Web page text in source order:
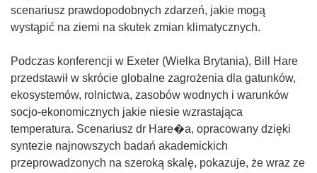
scenariusz prawdopodobnych zdarzeń, jakie mogą
wystąpić na ziemi na skutek zmian klimatycznych.
Podczas konferencji w Exeter (Wielka Brytania), Bill Hare
przedstawił w skrócie globalne zagrożenia dla gatunków,
ekosystemów, rolnictwa, zasobów wodnych i warunków
socjo-ekonomicznych jakie niesie wzrastająca
temperatura. Scenariusz dr Hare�a, opracowany dzięki
syntezie najnowszych badań akademickich
przeprowadzonych na szeroką skalę, pokazuje, że wraz ze